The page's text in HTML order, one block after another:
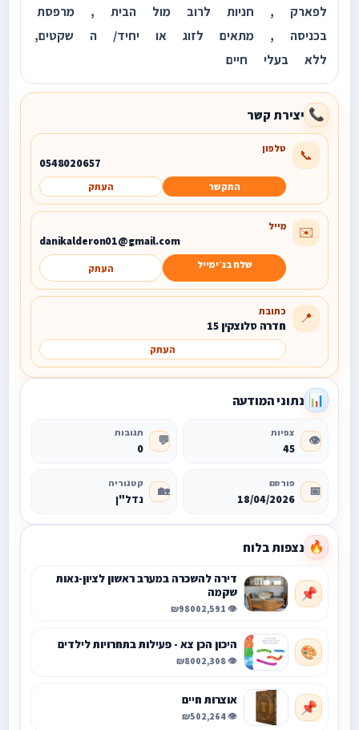
לפארק , חניות לרוב מול הבית , מרפסת
בכניסה , מתאים לזוג או יחיד/ ה שקטים,
ללא בעלי חיים
📞 יצירת קשר
📞 טלפון
0548020657
התקשר העתק
✉️ מייל
danikalderon01@gmail.com
שלח בג׳ימייל העתק
📍 כתובת
חדרה סלוצקין 15
העתק
📊 נתוני המודעה
👁️ צפיות
45
💬 תגובות
0
📅 פורסם
18/04/2026
🏡 קטגוריה
נדל"ן
🔥 נצפות בלוח
📌
דירה להשכרה במערב ראשון לציון-נאות
שקמה
👁️ 2,591
₪9800
🎨 היכון הכן צא - פעילות בתחרויות לילדים
👁️ 2,308
₪800
📌 אוצרות חיים
👁️ 2,264
₪50